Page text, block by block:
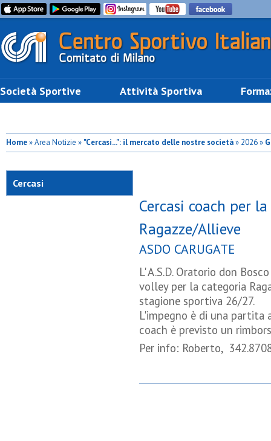
Società Sportive Attività Sportiva
Home» Area Notizie » "Cercasi...": il mercato delle nostre società» 2026 »
Cercasi
Cercasi coach per
Ragazze/Allieve
ASDO CARUGATE
L' A.S.D. Oratorio don
volley per la categoria
stagione sportiva 26/27.
L'impegno è di una partita
coach è previsto un
Per info: Roberto,